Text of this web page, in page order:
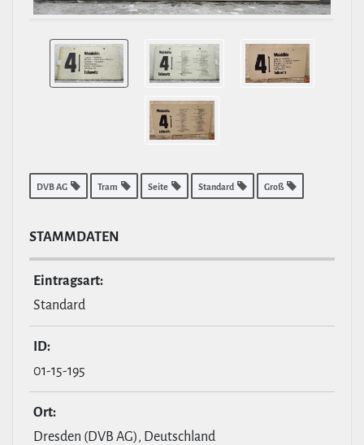
DVB AG Tram Seite Standard Groß
STAMM­DATEN
Ein­tragsart:
Standard
ID:
01-15-195
Ort:
Dresden (DVB AG), Deutschland